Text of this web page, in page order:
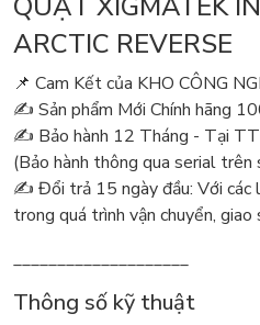
ARCTIC REVERSE
📌 Cam Kết của KHO CÔNG
✍️ Sản phẩm Mới Chính hãng
✍️ Bảo hành 12 Tháng - Tại
(Bảo hành thông qua serial trên
✍️ Đổi trả 15 ngày đầu: Với các
trong quá trình vận chuyển,
____________________
Thông số kỹ thuật